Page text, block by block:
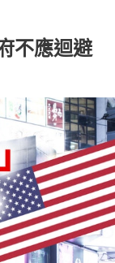
不應迴避